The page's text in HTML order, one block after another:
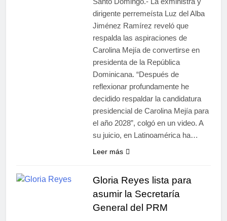
dirigente perremeísta Luz del Alba
Jiménez Ramírez reveló que
respalda las aspiraciones de
Carolina Mejía de convertirse en
presidenta de la República
Dominicana. “Después de
reflexionar profundamente he
decidido respaldar la candidatura
presidencial de Carolina Mejía para
el año 2028”, colgó en un video. A
su juicio, en Latinoamérica ha…
Leer más
Gloria Reyes lista para
asumir la Secretaría
General del PRM